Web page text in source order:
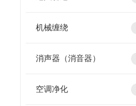
机械缠绕
消声器（消音器）
空调净化